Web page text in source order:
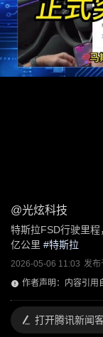
@光炫科技
特斯拉FSD行驶里
亿公里 #特斯拉
2026-05-06 11:03 发布
作者声明：内容引用
打开腾讯新闻